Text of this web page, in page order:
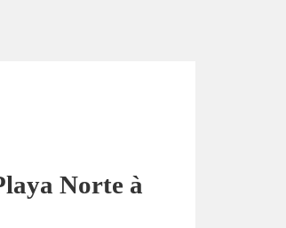
Norte à